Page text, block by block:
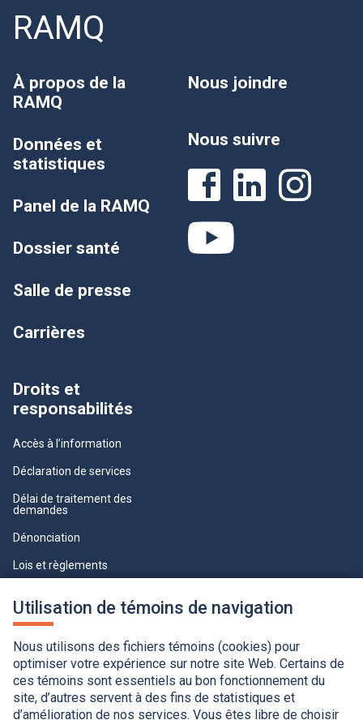
Utilisation de témoins de navigation
Nous utilisons des fichiers témoins (cookies) pour
optimiser votre expérience sur notre site Web. Certains de
ces témoins sont essentiels au bon fonctionnement du
site, d’autres servent à des fins de statistiques et
d’amélioration de nos services. Vous êtes libre de choisir
RAMQ
À propos de la
RAMQ
Données et
statistiques
Panel de la RAMQ
Dossier santé
Salle de presse
Carrières
Droits et
responsabilités
Accès à l’information
Déclaration de services
Délai de traitement des
demandes
Dénonciation
Lois et règlements
professionnelle
Nous joindre
Nous suivre